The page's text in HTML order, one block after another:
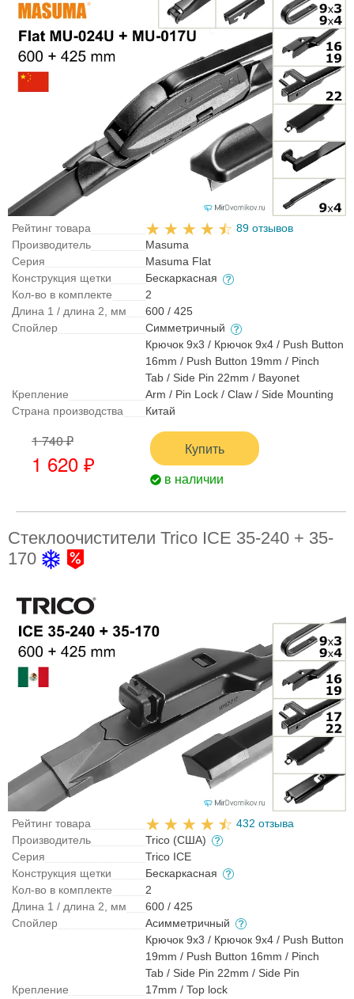
Рейтинг товара
89 отзывов
Производитель
Masuma
Серия
Masuma Flat
Конструкция щетки
Бескаркасная
Кол-во в комплекте
2
Длина 1 / длина 2, мм
600 / 425
Спойлер
Симметричный
Крепление
Крючок 9x3 / Крючок 9x4 / Push Button
16mm / Push Button 19mm / Pinch
Tab / Side Pin 22mm / Bayonet
Arm / Pin Lock / Claw / Side Mounting
Страна производства
Китай
1 740 ₽
1 620 ₽
Купить
в наличии
Стеклоочистители Trico ICE 35-240 + 35-
170
Рейтинг товара
432 отзыва
Производитель
Trico (США)
Серия
Trico ICE
Конструкция щетки
Бескаркасная
Кол-во в комплекте
2
Длина 1 / длина 2, мм
600 / 425
Спойлер
Асимметричный
Крепление
Крючок 9x3 / Крючок 9x4 / Push Button
19mm / Push Button 16mm / Pinch
Tab / Side Pin 22mm / Side Pin
17mm / Top lock